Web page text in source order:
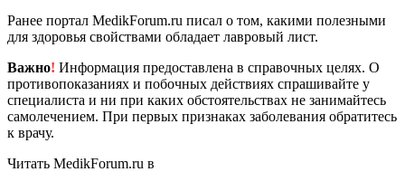
Ранее портал MedikForum.ru писал о том, какими полезными
для здоровья свойствами обладает лавровый лист.
Важно! Информация предоставлена в справочных целях. О
противопоказаниях и побочных действиях спрашивайте у
специалиста и ни при каких обстоятельствах не занимайтесь
самолечением. При первых признаках заболевания обратитесь
к врачу.
Читать MedikForum.ru в